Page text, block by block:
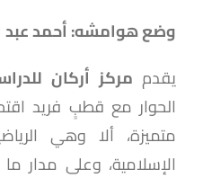
وضع هوامشه: أحمد عبد
يقدم مركز أركان
الحوار مع قطبٍ فريد
متميزة، ألا وهي
الإسلامية، وعلى مدار